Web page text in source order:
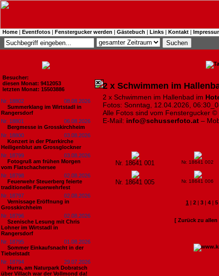
Home | Eventfotos | Fenstergucker werden | Gästebuch | Links | Kontakt |
Besucher:
diesen Monat: 9412053
letzten Monat: 15503886
Nr. 18802
08.08.2026
Summerklang im Wirtstadl in
Rangersdorf
Nr. 18801
06.08.2026
Bergmesse in Grosskirchheim
Nr. 18800
03.08.2026
Konzert in der Pfarrkirche
Heiligenblut am Grossglockner
Nr. 18799
03.08.2026
Fotogruß am frühen Morgen
vom Flatschachersee
Nr. 18798
02.08.2026
Feuerwehr Steuerberg feierte
traditionelle Feuerwehrfest
Nr. 18797
02.08.2026
Vernissage Eröffnung in
Grosskirchheim
Nr. 18796
02.08.2026
Szenische Lesung mit Chris
Lohner im Wirtstadl in
Rangersdorf
Nr. 18795
01.08.2026
Sommer Einkaufsnacht in der
Tiebelstadt
Nr. 18794
29.07.2026
Hurra, am Naturpark Dobratsch
über Villach war der Vollmond da!
2 x Schwimmen im
2 x Schwimmen im Hallenbad im
Fotos: Sonntag, 12.04.2026,
Alle Fotos sind vom Fenstergucker ©
E-Mail: info@schusserfoto.at –
Nr. 18641 001 Nr. 18641 002
Nr. 18641 005 Nr. 18641 006
1 | 2 | 3 | 4 | 5
[ Zurück zu